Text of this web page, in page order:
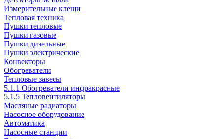
Измерительные клещи
Тепловая техника
Пушки тепловые
Пушки газовые
Пушки дизельные
Пушки электрические
Конвекторы
Обогреватели
Тепловые завесы
5.1.1 Обогреватели инфракрасные
5.1.5 Тепловентиляторы
Масляные радиаторы
Насосное оборудование
Автоматика
Насосные станции